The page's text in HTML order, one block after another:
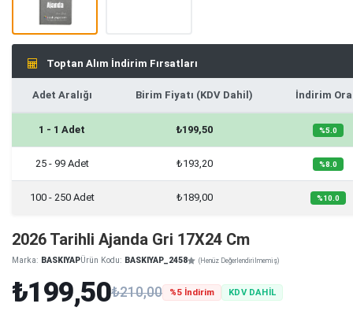
Toptan Alım İndirim Fırsatları
Adet Aralığı Birim Fiyatı (KDV Dahil) İndirim
1 - 1 Adet ₺199,50 %5.0
25 - 99 Adet ₺193,20 %8.0
100 - 250 Adet ₺189,00 %10.0
2026 Tarihli Ajanda Gri 17X24 Cm
Marka: BASKIYAPÜrün Kodu: BASKIYAP_2458 (Henüz Değerlendirilmemiş)
₺199,50₺210,00 %5 İndirim KDV DAHİL